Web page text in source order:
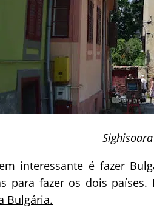
Sighisoara
interessante é fazer
para fazer os dois
Bulgária.